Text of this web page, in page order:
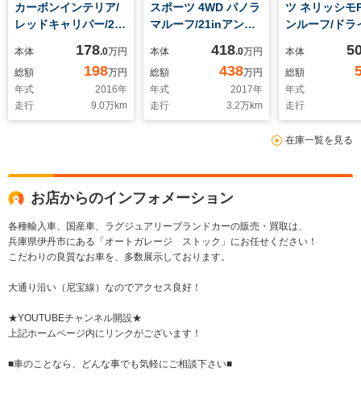
カーボンインテリア/
レッドキャリパー/20
レザー内装/オートト
ランク/リヤシェード/
パドルシフト/シート
ヒーター/バックカメ
ラ/フルセグ
本体 178.0万円
総額
198万円
年式
2016年
走行
9.0万km
スポーツ 4WD パノラ
マルーフ/21inアンテ
装/ハーマンカードン
サウンド/キックセン
サー/プレミアムレザ
ー/レッドキャリパ
ー/360度カメラ/前後
スペアキー
本体 418.0万円
総額
438万円
年式
2017年
走行
3.2万km
ツ ネリッシモ
ンルーフ/ドラ
ーリングPKG/
ク&レッドス
装/プレミアム
ハーマンカー
ンド/20インチ
クアルミ/ベン
パー
本体
総額
年式
走行
在庫一覧を見る
お店からのインフォメーション
各種輸入車、国産車、ラグジュアリーブランドカーの販売・買取は、
兵庫県伊丹市にある「オートガレージ ストック」にお任せください！
こだわりの良質なお車を、多数展示しております。
大通り沿い（尼宝線）なのでアクセス良好！
★YOUTUBEチャンネル開設★
上記ホームページ内にリンクがございます！
■車のことなら、どんな事でも気軽にご相談下さい■